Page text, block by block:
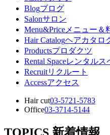
Blogブログ
Salonサロン
Menu&Price メニュー＆
Hair Catalogヘアカタロ
Productsプロダクツ
Rental Spaceレンタルス
Recruitリクルート
Accessアクセス
Hair cut03-5721-5783
Office03-3714-5144
TOPICS 新着情報